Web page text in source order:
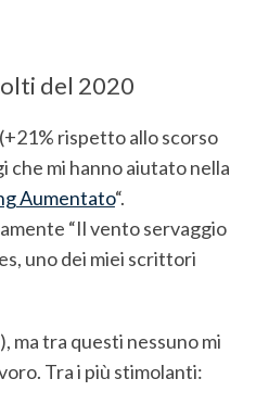
del 2020
(+21% rispetto allo scorso
che mi hanno aiutato nella
Aumentato“.
“Il vento servaggio
uno dei miei scrittori
ma tra questi nessuno mi
Tra i più stimolanti: